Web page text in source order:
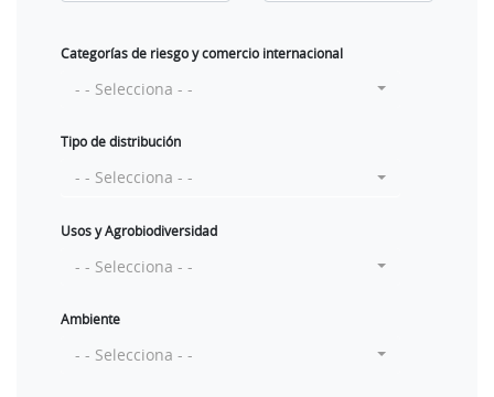
Categorías de riesgo y comercio internacional
- - Selecciona - -
Tipo de distribución
- - Selecciona - -
Usos y Agrobiodiversidad
- - Selecciona - -
Ambiente
- - Selecciona - -